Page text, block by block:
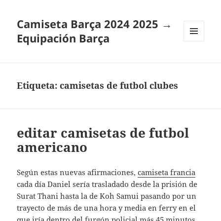
Camiseta Barça 2024 2025 →
Equipación Barça
Etiqueta:camisetas de futbol clubes
editar camisetas de futbol
americano
Según estas nuevas afirmaciones,camiseta francia
cada día Daniel sería trasladado desde la prisión de
Surat Thani hasta la de Koh Samui pasando por un
trayecto de más de una hora y media en ferry en el